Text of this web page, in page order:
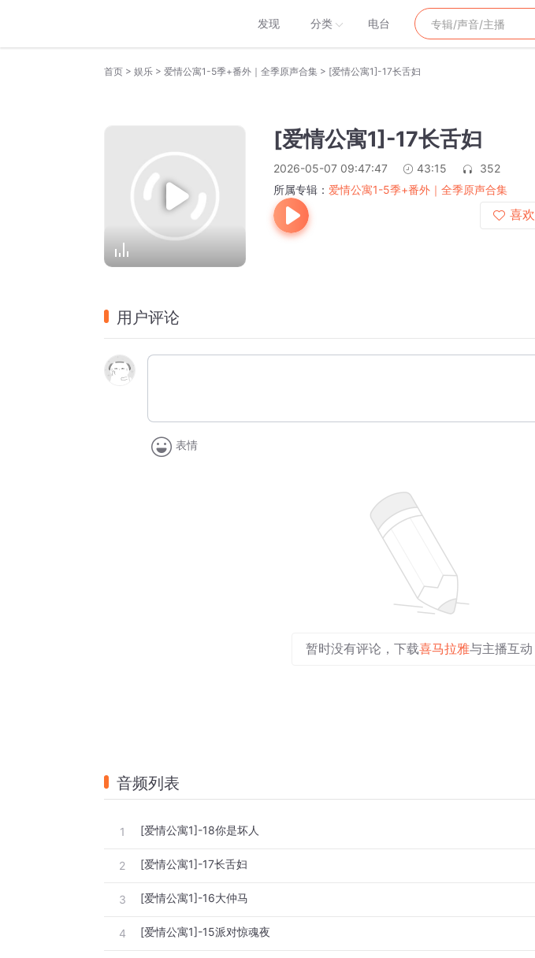
发现 分类 电台
首页 > 娱乐 > 爱情公寓1-5季+番外｜全季原声合集 > [爱情公寓1]-17长舌妇
[爱情公寓1]-17长舌妇
2026-05-07 09:47:47 43:15
352
所属专辑： 爱情公寓1-5季+番外｜全季原声合集
喜欢
用户评论
表情
暂时没有评论，下载喜马拉雅与主播互动
音频列表
1 [爱情公寓1]-18你是坏人
2 [爱情公寓1]-17长舌妇
3 [爱情公寓1]-16大仲马
4 [爱情公寓1]-15派对惊魂夜